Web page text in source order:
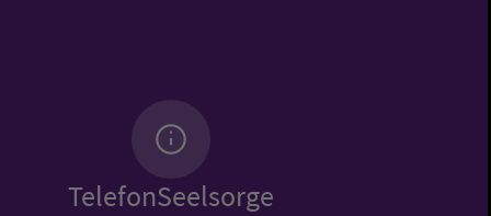
TelefonSeelsorge